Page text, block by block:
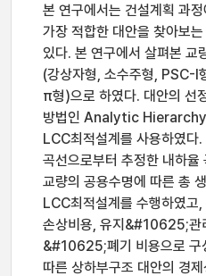
본 연구에서는 건설계획 과
가장 적합한 대안을 찾아보
있다. 본 연구에서 살펴본 교
(강상자형, 소수주형, PSC-I
π형)으로 하였다. 대안의 선
방법인 Analytic
LCC최적설계를 사용하였다
곡선으로부터 추정한 내하율
교량의 공용수명에 따른 총
LCC최적설계를 수행하였고
손상비용, 유지&#10625;관
&#10625;폐기 비용으로 구
따른 상하부구조 대안의 경